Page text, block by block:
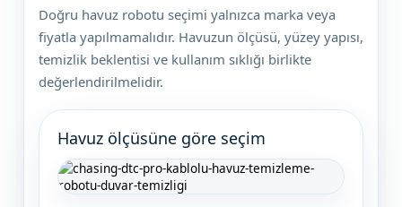
Doğru havuz robotu seçimi yalnızca marka veya
fiyatla yapılmamalıdır. Havuzun ölçüsü, yüzey yapısı,
temizlik beklentisi ve kullanım sıklığı birlikte
değerlendirilmelidir.
Havuz ölçüsüne göre seçim